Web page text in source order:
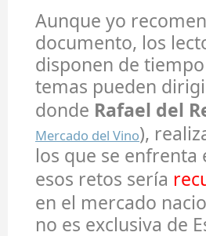
Aunque yo
documento, los
disponen de
temas pueden
donde Rafael del
Mercado del Vino),
los que se enfrenta
esos retos sería
en el mercado
no es exclusiva de